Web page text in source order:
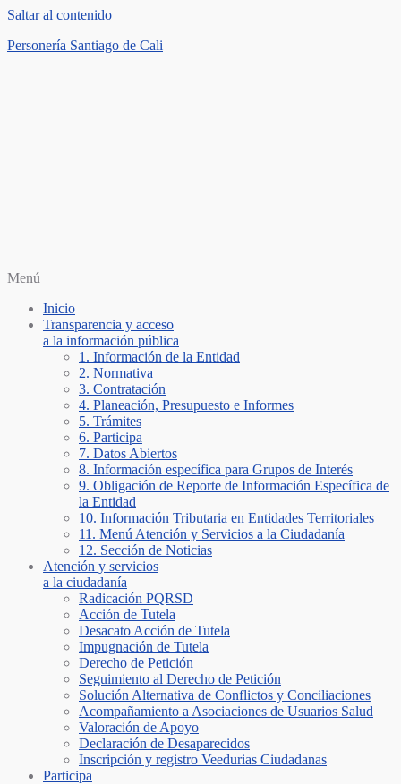
Saltar al contenido
Personería Santiago de Cali
Menú
Inicio
Transparencia y acceso
a la información pública
1. Información de la Entidad
2. Normativa
3. Contratación
4. Planeación, Presupuesto e Informes
5. Trámites
6. Participa
7. Datos Abiertos
8. Información específica para Grupos de Interés
9. Obligación de Reporte de Información Específica de
la Entidad
10. Información Tributaria en Entidades Territoriales
11. Menú Atención y Servicios a la Ciudadanía
12. Sección de Noticias
Atención y servicios
a la ciudadanía
Radicación PQRSD
Acción de Tutela
Desacato Acción de Tutela
Impugnación de Tutela
Derecho de Petición
Seguimiento al Derecho de Petición
Solución Alternativa de Conflictos y Conciliaciones
Acompañamiento a Asociaciones de Usuarios Salud
Valoración de Apoyo
Declaración de Desaparecidos
Inscripción y registro Veedurias Ciudadanas
Participa